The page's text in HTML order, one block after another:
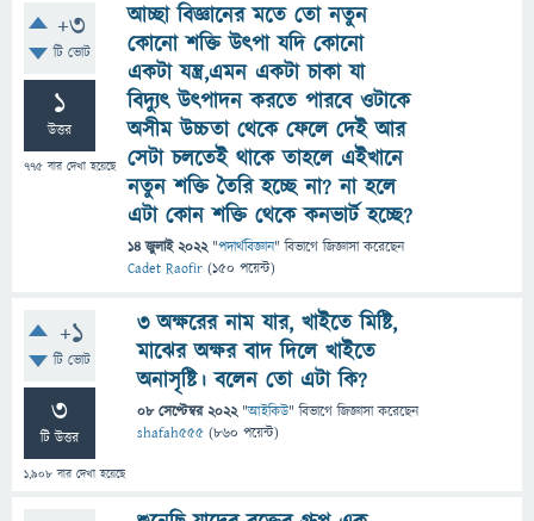
+3
টি ভোট
1
উত্তর
775 বার দেখা হয়েছে
আচ্ছা বিজ্ঞানের মতে তো নতুন
কোনো শক্তি উৎপা যদি কোনো
একটা যন্ত্র,এমন একটা চাকা যা
বিদ্যুৎ উৎপাদন করতে পারবে ওটাকে
অসীম উচ্চতা থেকে ফেলে দেই আর
সেটা চলতেই থাকে তাহলে এইখানে
নতুন শক্তি তৈরি হচ্ছে না? না হলে
এটা কোন শক্তি থেকে কনভার্ট হচ্ছে?
14 জুলাই 2022 "পদার্থবিজ্ঞান" বিভাগে জিজ্ঞাসাকরেছেন
Cadet Raofir (150 পয়েন্ট)
+1
টি ভোট
3
টি উত্তর
1,908 বার দেখা হয়েছে
৩ অক্ষরের নাম যার, খাইতে মিষ্টি,
মাঝের অক্ষর বাদ দিলে খাইতে
অনাসৃষ্টি। বলেন তো এটা কি?
08 সেপ্টেম্বর 2022 "আইকিউ" বিভাগে জিজ্ঞাসাকরেছেন
shafah555 (860 পয়েন্ট)